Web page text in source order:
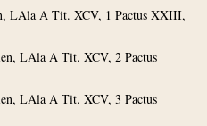
LAla A Tit. XCV, 1 Pactus XXIII,
LAla A Tit. XCV, 2 Pactus
LAla A Tit. XCV, 3 Pactus